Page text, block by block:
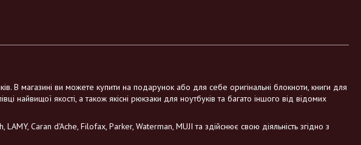
В магазині ви можете купити на подарунок або для себе оригінальні блокноти, книги для
найвищої якості, а також якісні рюкзаки для ноутбуків та багато іншого від відомих
Caran d'Ache, Filofax, Parker, Waterman, MUJI та здійснює свою діяльність згідно з